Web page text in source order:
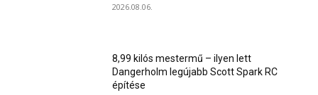
2026.08.06.
8,99 kilós mestermű – ilyen lett
Dangerholm legújabb Scott Spark RC
építése